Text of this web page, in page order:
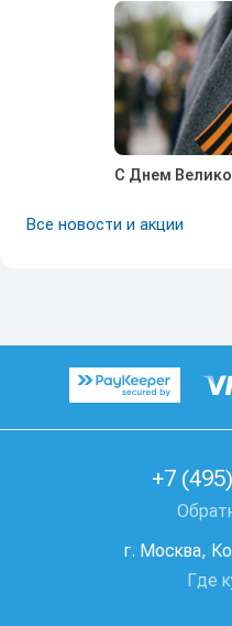
С Днем
Все новости и акции
+7
г. Москва,
Где